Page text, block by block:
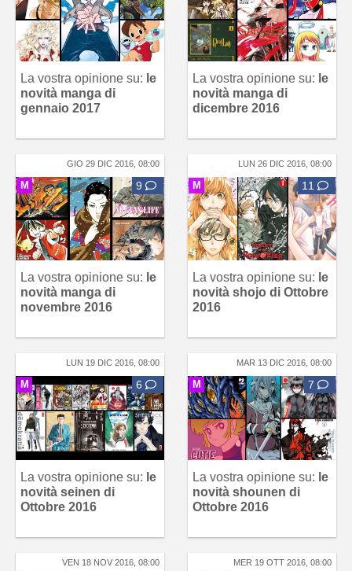
La vostra opinione su: le
novità manga di
gennaio 2017
La vostra opinione su: le
novità manga di
dicembre 2016
GIO 29 DIC 2016, 08:00
M 9
La vostra opinione su: le
novità manga di
novembre 2016
LUN 26 DIC 2016, 08:00
M 11
La vostra opinione su: le
novità shojo di Ottobre
2016
LUN 19 DIC 2016, 08:00
M 6
La vostra opinione su: le
novità seinen di
Ottobre 2016
MAR 13 DIC 2016, 08:00
M 7
La vostra opinione su: le
novità shounen di
Ottobre 2016
VEN 18 NOV 2016, 08:00 MER 19 OTT 2016, 08:00